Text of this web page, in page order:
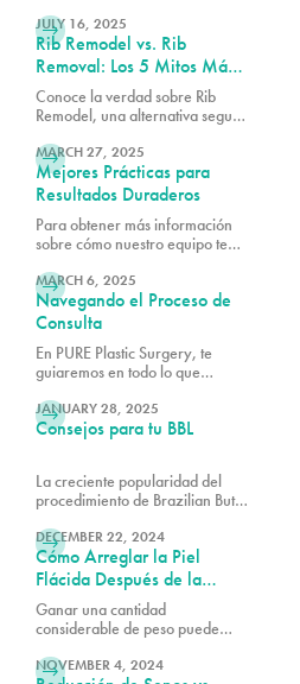
Earle de Pure Plastic Surgery
Miami explica paso a paso la
técnica detrás de este innovador
JULY 16, 2025
Rib Remodel vs. Rib
Removal: Los 5 Mitos Más
Grandes Explicados
Conoce la verdad sobre Rib
Remodel, una alternativa segura
esculpe la cintura sin extraer
costillas. Descubre por qué Pure
Plastic Surgery Miami lidera la
MARCH 27, 2025
Mejores Prácticas para
Resultados Duraderos
Para obtener más información
sobre cómo nuestro equipo te
resultados quirúrgicos posibles,
agenda una consulta con uno de
nuestros cirujanos plásticos
MARCH 6, 2025
Navegando el Proceso de
Consulta
En PURE Plastic Surgery, te
guiaremos en todo lo que
tu consulta sea lo más productiva
posible.
JANUARY 28, 2025
Consejos para tu BBL
La creciente popularidad del
procedimiento de Brazilian Butt
personas se sientan más
confiadas. Sin embargo, la
curación adecuada lleva tiempo,
y una recuperación sin
complicaciones es clave para
obtener resultados exitosos.
DECEMBER 22, 2024
Cómo Arreglar la Piel
Flácida Después de la
Pérdida de Peso
Ganar una cantidad
considerable de peso puede
medida que se acomoda al
NOVEMBER 4, 2024